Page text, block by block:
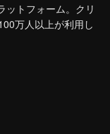
ットフォーム。クリ
万人以上が利用し